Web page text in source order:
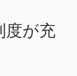
度が充